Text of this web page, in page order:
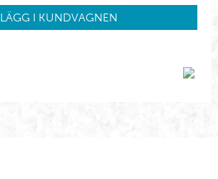
LÄGG I KUNDVAGNEN